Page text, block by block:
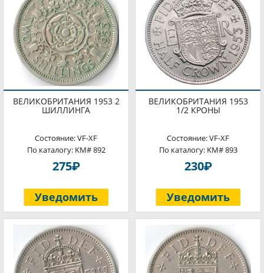
ВЕЛИКОБРИТАНИЯ 1953 2
ШИЛЛИНГА
Состояние: VF-XF
По каталогу: KM# 892
275P
Уведомить
ВЕЛИКОБРИТАНИЯ 1953
1/2 КРОНЫ
Состояние: VF-XF
По каталогу: KM# 893
230P
Уведомить